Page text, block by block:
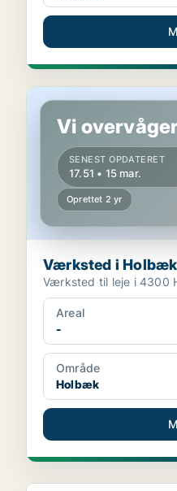
Værksted i Holbæk
Vi
SENEST OPDATERET
17.51 • 15 mar.
Oprettet 2 yr
Værksted i Holbæk
Værksted til leje i 4300
Areal
-
Område
Holbæk